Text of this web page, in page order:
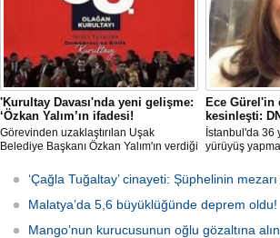
'Kurultay Davası'nda yeni gelişme:
‘Özkan Yalım’ın ifadesi!
Görevinden uzaklaştırılan Uşak
Belediye Başkanı Özkan Yalım'ın verdiği
Ece Gürel'in
kesinleşti:
İstanbul'da 36
yürüyüş
karıştı. 4
kaldırıldığı
kaybeden
soruşturma
çeken detaylar
‘Çağla Tuğaltay’ cinayeti: Şüphelinin mezarı
Malatya’da 5,6 büyüklüğünde deprem oldu!
Mango’nun kurucusunun oğlu gözaltına